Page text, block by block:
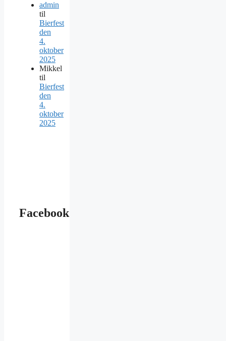
admin
til
Bierfest
den
4.
oktober
2025
Mikkel
til
Bierfest
den
4.
oktober
2025
Facebook